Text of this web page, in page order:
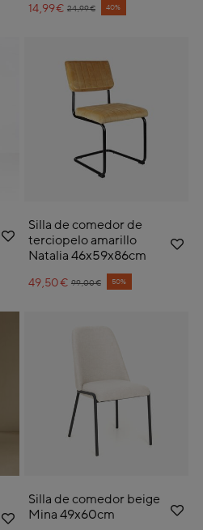
Price reduced from
24,99€
to 40%
14,99€
Silla de comedor de
terciopelo amarillo
Natalia 46x59x86cm
Price reduced from
99,00€
to 50%
49,50€
Silla de comedor beige
Mina 49x60cm